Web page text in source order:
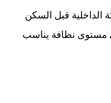
الداخلية قبل السكن
مستوى نظافة يناسب